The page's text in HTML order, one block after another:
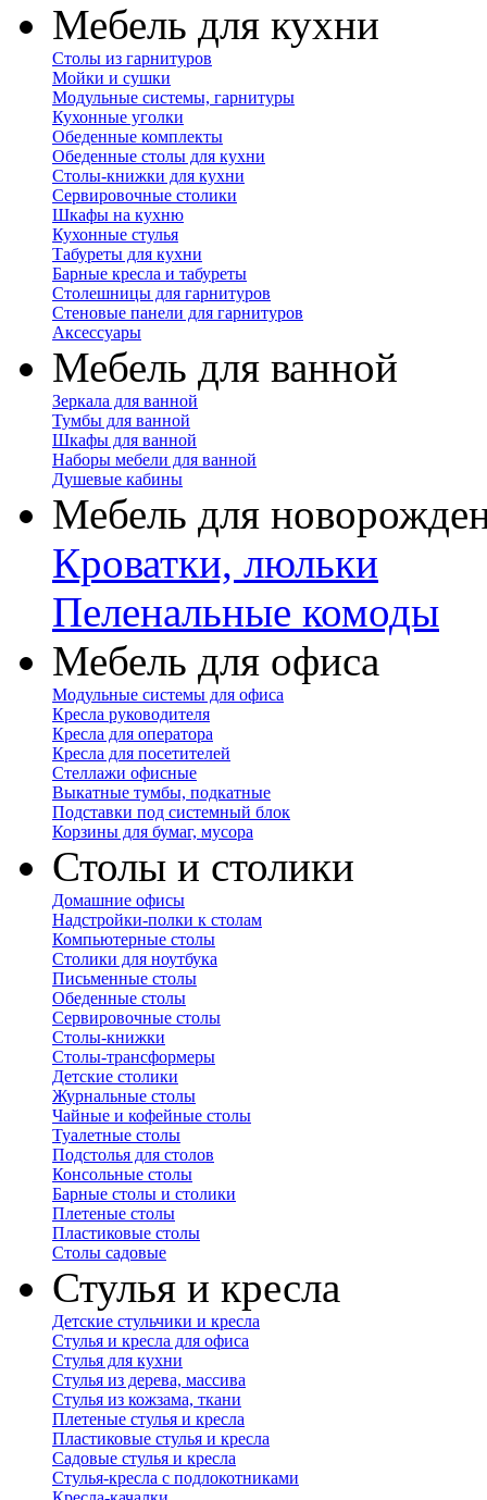
Мебель для кухни
Столы из гарнитуров
Мойки и сушки
Модульные системы, гарнитуры
Кухонные уголки
Обеденные комплекты
Обеденные столы для кухни
Столы-книжки для кухни
Сервировочные столики
Шкафы на кухню
Кухонные стулья
Табуреты для кухни
Барные кресла и табуреты
Столешницы для гарнитуров
Стеновые панели для гарнитуров
Аксессуары
Мебель для ванной
Зеркала для ванной
Тумбы для ванной
Шкафы для ванной
Наборы мебели для ванной
Душевые кабины
Мебель для
Кроватки, люльки
Пеленальные комоды
Мебель для офиса
Модульные системы для офиса
Кресла руководителя
Кресла для оператора
Кресла для посетителей
Стеллажи офисные
Выкатные тумбы, подкатные
Подставки под системный блок
Корзины для бумаг, мусора
Столы и столики
Домашние офисы
Надстройки-полки к столам
Компьютерные столы
Столики для ноутбука
Письменные столы
Обеденные столы
Сервировочные столы
Столы-книжки
Столы-трансформеры
Детские столики
Журнальные столы
Чайные и кофейные столы
Туалетные столы
Подстолья для столов
Консольные столы
Барные столы и столики
Плетеные столы
Пластиковые столы
Столы садовые
Стулья и кресла
Детские стульчики и кресла
Стулья и кресла для офиса
Стулья для кухни
Стулья из дерева, массива
Стулья из кожзама, ткани
Плетеные стулья и кресла
Пластиковые стулья и кресла
Садовые стулья и кресла
Стулья-кресла с подлокотниками